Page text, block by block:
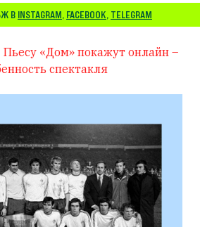
В INSTAGRAM, FACEBOOK, TELEGRAM
Пьесу «Дом» покажут онлайн –
спектакля